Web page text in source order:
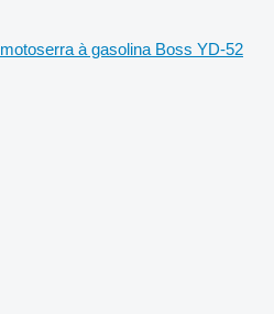
motoserra à gasolina Boss YD-52